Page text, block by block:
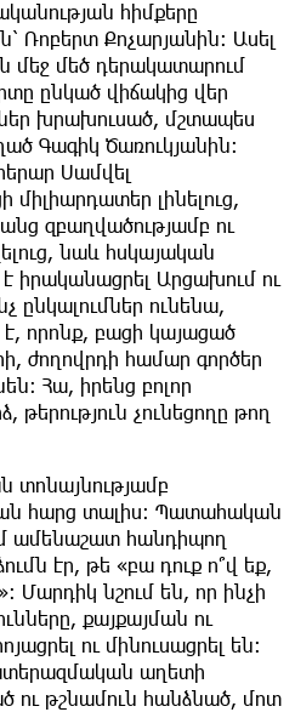
հիմքերը
Ռոբերտ Քոչարյանին: Ասել
մեջ մեծ դերակատարում
ընկած վիճակից վեր
խրախուսած, մշտապես
Գագիկ Ծառուկյանին:
Սամվել
լինելուց,
զբաղվածությամբ ու
նաև հսկայական
իրականացրել Արցախում ու
ընկալումներ ունենա,
որոնք, բացի կայացած
ժողովրդի համար գործեր
Հա, իրենց բոլոր
թերություն չունեցողը թող
տոնայնությամբ
հարց տալիս: Պատահական
ամենաշատ հանդիպող
էր, թե «բա դուք ո՞վ եք,
Մարդիկ նշում են, որ ինչի
քայքայման ու
ու մինուսացրել են:
աղետի
ու թշնամուն հանձնած, մոտ